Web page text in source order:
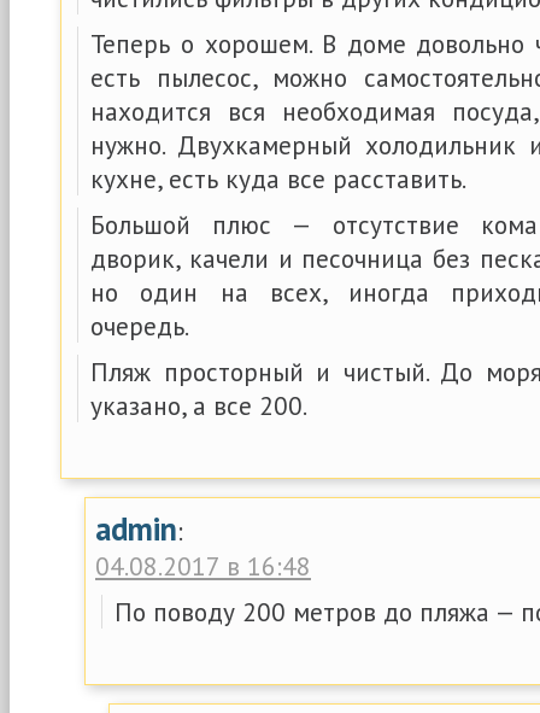
Теперь о хорошем. В доме довольно
есть пылесос, можно
находится вся необходимая
нужно. Двухкамерный холодильник
кухне, есть куда все расставить.
Большой плюс — отсутствие
дворик, качели и песочница без
но один на всех, иногда
очередь.
Пляж просторный и чистый. До
указано, а все 200.
admin:
04.08.2017 в 16:48
По поводу 200 метров до пляжа —